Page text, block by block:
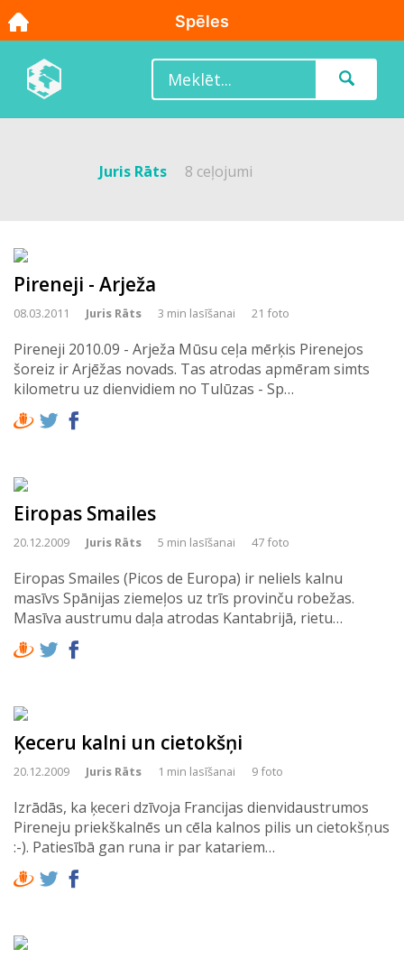
Juris Rāts 8 ceļojumi
Pireneji - Arježa
08.03.2011 Juris Rāts 3 min lasīšanai 21 foto
Pireneji 2010.09 - Arježa Mūsu ceļa mērķis Pirenejos
šoreiz ir Arjēžas novads. Tas atrodas apmēram simts
kilometru uz dienvidiem no Tulūzas - Sp…
Eiropas Smailes
20.12.2009 Juris Rāts 5 min lasīšanai 47 foto
Eiropas Smailes (Picos de Europa) ir neliels kalnu
masīvs Spānijas ziemeļos uz trīs provinču robežas.
Masīva austrumu daļa atrodas Kantabrijā, rietu…
Ķeceru kalni un cietokšņi
20.12.2009 Juris Rāts 1 min lasīšanai 9 foto
Izrādās, ka ķeceri dzīvoja Francijas dienvidaustrumos
Pireneju priekškalnēs un cēla kalnos pilis un cietokšņus
:-). Patiesībā gan runa ir par katariem…